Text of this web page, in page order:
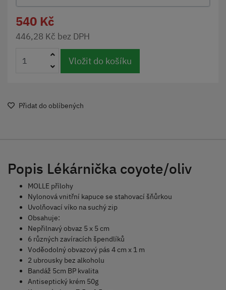
540 Kč
446,28 Kč bez DPH
Vložit do košíku
Přidat do oblíbených
Popis Lékárnička coyote/oliv
MOLLE přílohy
Nylonová vnitřní kapuce se stahovací šňůrkou
Uvolňovací víko na suchý zip
Obsahuje:
Nepřilnavý obvaz 5 x 5 cm
6 různých zavíracích špendlíků
Voděodolný obvazový pás 4 cm x 1 m
2 ubrousky bez alkoholu
Bandáž 5cm BP kvalita
Antiseptický krém 50g